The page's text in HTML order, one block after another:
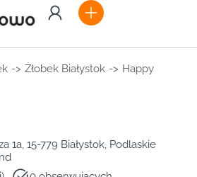
-> Żłobek Białystok -> Happy
1a, 15-779 Białystok, Podlaskie